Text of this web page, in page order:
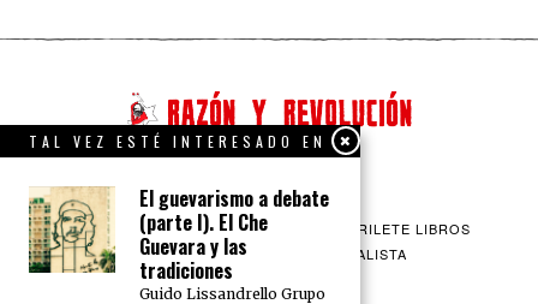
QUIENES SOMOS CONTACTO
BARRILETE LIBROS
CEICS
ENGLISH VÍA SOCIALISTA
TAL VEZ ESTÉ INTERESADO EN
El guevarismo a debate
(parte I). El Che
Guevara y las
tradiciones
Guido Lissandrello Grupo